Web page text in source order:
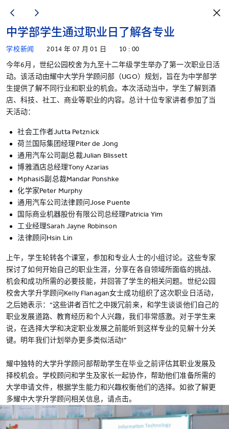
中学部学生通过职业日了解各专业
学校新闻 2014 年 07 月 01 日 10 : 00
今年6月，世纪公园校舍为九至十二年级学生举办了第一次职业日活
动。该活动由耀中大学升学顾问部（UGO）规划，旨在为中学部学
生提供了解不同行业和职业的机会。本次活动当中，学生了解到酒
店、科技、社工、商业等职业的内容。总计十位专家讲者参加了当
天活动：
社会工作者Jutta Petznick
荷兰国际集团经理Piter de Jong
通用汽车公司副总裁Julian Blissett
博雅酒店总经理Tony Azarias
MphasiS副总裁Mandar Ponshke
化学家Peter Murphy
通用汽车公司法律顾问Jose Puente
国际商业机器股份有限公司总经理Patricia Yim
工业经理Sarah Jayne Robinson
法律顾问Hsin Lin
上午，学生轮转各个课室，参加和专业人士的小组讨论。这些专家
探讨了如何开始自己的职业生涯，分享在各自领域所面临的挑战、
机会和成功所需的必要技能，并回答了学生的相关问题。世纪公园
校舍大学升学顾问Kelly Flanagan女士成功组织了这次职业日活动，
之后她表示：“这些讲者百忙之中拨冗前来，和学生谈谈他们自己的
职业发展道路、教育经历和个人兴趣，我们非常感激。对于学生来
说，在选择大学和决定职业发展之前能听到这样专业的见解十分关
键。明年我们计划举办更多类似活动!”
耀中独特的大学升学顾问部帮助学生在毕业之前评估其职业发展及
择校机会。学校顾问和学生及家长一起协作，帮助他们准备所需的
大学申请文件，根据学生能力和兴趣权衡他们的选择。如欲了解更
多耀中大学升学顾问相关信息，请点击。